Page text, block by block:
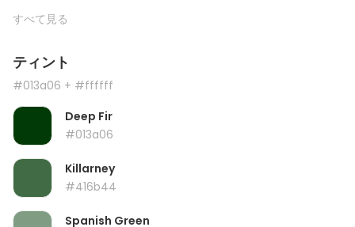
すべて見る
ティント
#013a06 + #ffffff
Deep Fir
#013a06
Killarney
#416b44
Spanish Green